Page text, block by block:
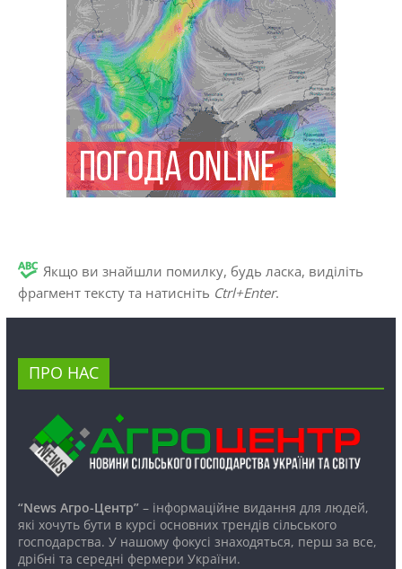
Якщо ви знайшли помилку, будь ласка, виділіть
фрагмент тексту та натисніть Ctrl+Enter.
ПРО НАС
“News Агро-Центр”– інформаційне видання для людей,
які хочуть бути в курсі основних трендів сільського
господарства. У нашому фокусі знаходяться, перш за все,
дрібні та середні фермери України.